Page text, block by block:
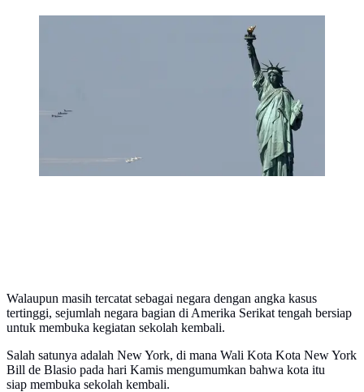
Skuadron jet tempur Blue Angels dari Angkatan Laut
dan Thunderbirds dari Angkatan Udara Amerika
Serikat bermanuver di langit Kota New York, Selasa
penghormatan untuk petugas medis yang tengah
berjuang melawan virus corona COVID-19. (AP
Photo/Kathy Willens)
Walaupun masih tercatat sebagai negara dengan angka kasus
tertinggi, sejumlah negara bagian di Amerika Serikat tengah bersiap
untuk membuka kegiatan sekolah kembali.
Salah satunya adalah New York, di mana Wali Kota Kota New York
Bill de Blasio pada hari Kamis mengumumkan bahwa kota itu
siap membuka sekolah kembali.